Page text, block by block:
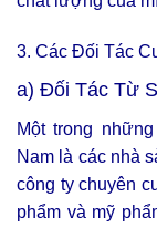
3. Các Đối Tác
a) Đối Tác Từ
Một trong
Nam là các nhà
công ty chuyên
phẩm và mỹ